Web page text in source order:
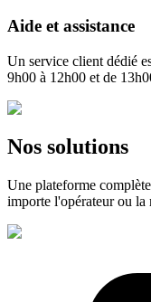
Aide et assistance
Un service client dédié
9h00 à 12h00 et de
Nos solutions
Une plateforme
importe l'opérateur ou la